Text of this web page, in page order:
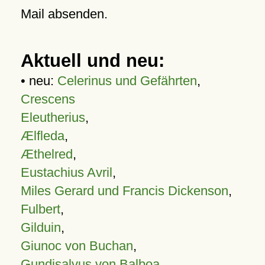
Mail absenden.
Aktuell und neu:
• neu: Celerinus und Gefährten,
Crescens
Eleutherius,
Ælfleda,
Æthelred,
Eustachius Avril,
Miles Gerard und Francis Dickenson,
Fulbert,
Gilduin,
Giunoc von Buchan,